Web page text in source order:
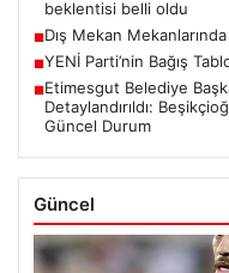
YENİ Parti’nin Bağış
■Etimesgut Belediye
Detaylandırıldı:
Güncel